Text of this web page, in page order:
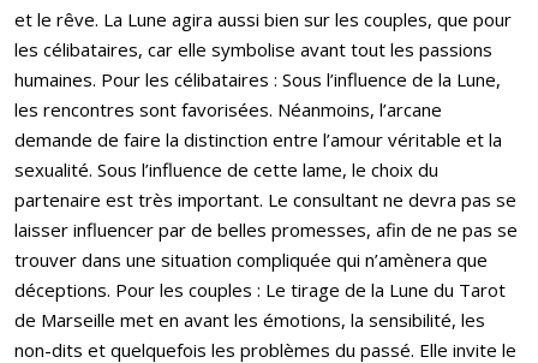
et le rêve. La Lune agira aussi bien sur les couples, que pour
les célibataires, car elle symbolise avant tout les passions
humaines. Pour les célibataires : Sous l’influence de la Lune,
les rencontres sont favorisées. Néanmoins, l’arcane
demande de faire la distinction entre l’amour véritable et la
sexualité. Sous l’influence de cette lame, le choix du
partenaire est très important. Le consultant ne devra pas se
laisser influencer par de belles promesses, afin de ne pas se
trouver dans une situation compliquée qui n’amènera que
déceptions. Pour les couples : Le tirage de la Lune du Tarot
de Marseille met en avant les émotions, la sensibilité, les
non-dits et quelquefois les problèmes du passé. Elle invite le